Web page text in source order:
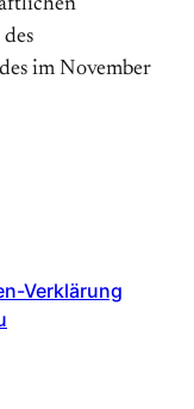
im November
Verklärung